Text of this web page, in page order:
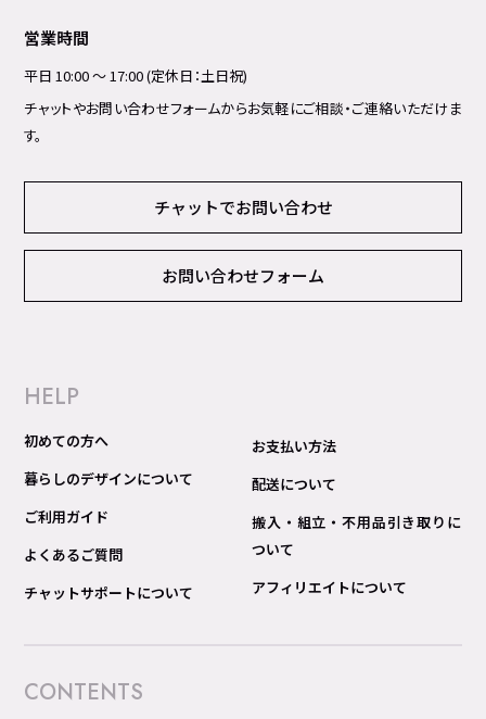
営業時間
平日 10:00 ～ 17:00 (定休日：土日祝)
チャットやお問い合わせフォームからお気軽にご相談・ご連絡いただけま
す。
チャットでお問い合わせ
お問い合わせフォーム
HELP
初めての方へ
暮らしのデザインについて
ご利用ガイド
よくあるご質問
チャットサポートについて
お支払い方法
配送について
搬入・組立・不用品引き取りに
ついて
アフィリエイトについて
CONTENTS